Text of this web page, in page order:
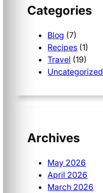
Categories
Blog (7)
Recipes (1)
Travel (19)
Uncategorized
Archives
May 2026
April 2026
March 2026